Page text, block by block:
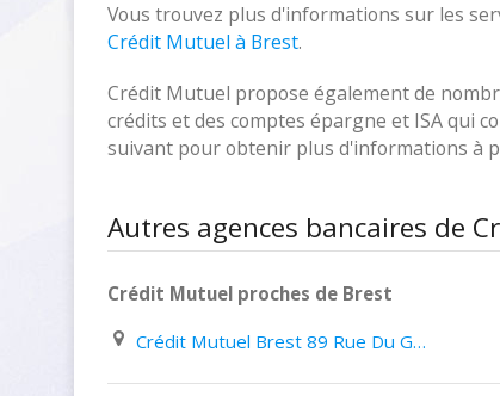
Vous trouvez plus d'informations sur les
Crédit Mutuel à Brest.
Crédit Mutuel propose également de
crédits et des comptes épargne et ISA qui
suivant pour obtenir plus d'informations à
Autres agences bancaires de
Crédit Mutuel proches de Brest
Crédit Mutuel Brest 89 Rue Du Général Galliéni